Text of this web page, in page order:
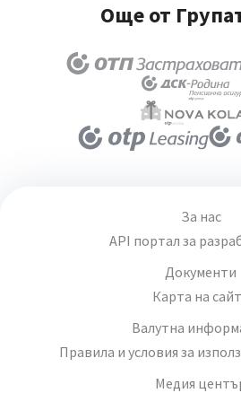
Още от
За нас
API портал за
Документи
Карта на
Валутна
Правила и условия за
Медия